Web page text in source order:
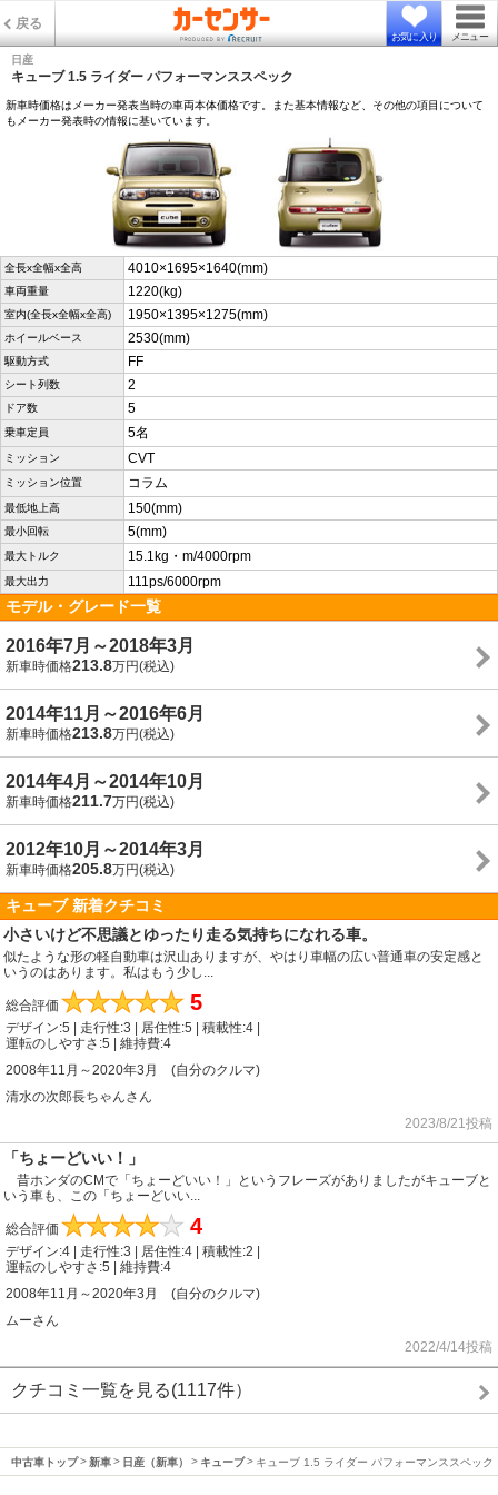
戻る
お気に入り メニュー
日産
キューブ 1.5 ライダー パフォーマンススペック
新車時価格はメーカー発表当時の車両本体価格です。また基本情報など、その他の項目について
もメーカー発表時の情報に基いています。
全長x全幅x全高 4010×1695×1640(mm)
車両重量 1220(kg)
室内(全長x全幅x全高) 1950×1395×1275(mm)
ホイールベース 2530(mm)
駆動方式 FF
シート列数 2
ドア数 5
乗車定員 5名
ミッション CVT
ミッション位置 コラム
最低地上高 150(mm)
最小回転 5(mm)
最大トルク 15.1kg・m/4000rpm
最大出力 111ps/6000rpm
モデル・グレード一覧
2016年7月～2018年3月
新車時価格213.8万円(税込)
2014年11月～2016年6月
新車時価格213.8万円(税込)
2014年4月～2014年10月
新車時価格211.7万円(税込)
2012年10月～2014年3月
新車時価格205.8万円(税込)
キューブ 新着クチコミ
小さいけど不思議とゆったり走る気持ちになれる車。
似たような形の軽自動車は沢山ありますが、やはり車幅の広い普通車の安定感と
いうのはあります。私はもう少し...
総合評価 ★★★★★ 5
デザイン:5 | 走行性:3 | 居住性:5 | 積載性:4 |
運転のしやすさ:5 | 維持費:4
2008年11月～2020年3月 (自分のクルマ)
清水の次郎長ちゃんさん
2023/8/21投稿
「ちょーどいい！」
昔ホンダのCMで「ちょーどいい！」というフレーズがありましたがキューブと
いう車も、この「ちょーどいい...
総合評価 ★★★★★ 4
デザイン:4 | 走行性:3 | 居住性:4 | 積載性:2 |
運転のしやすさ:5 | 維持費:4
2008年11月～2020年3月 (自分のクルマ)
ムーさん
2022/4/14投稿
クチコミ一覧を見る(1117件）
中古車トップ 新車 日産（新車） キューブ キューブ 1.5 ライダー パフォーマンススペック